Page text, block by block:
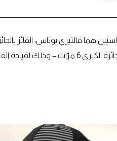
مرّات، وزميله النجم في سباقات الفورمولا 1 سيرجيو ’تشيكو‘ بيريز، الفائز